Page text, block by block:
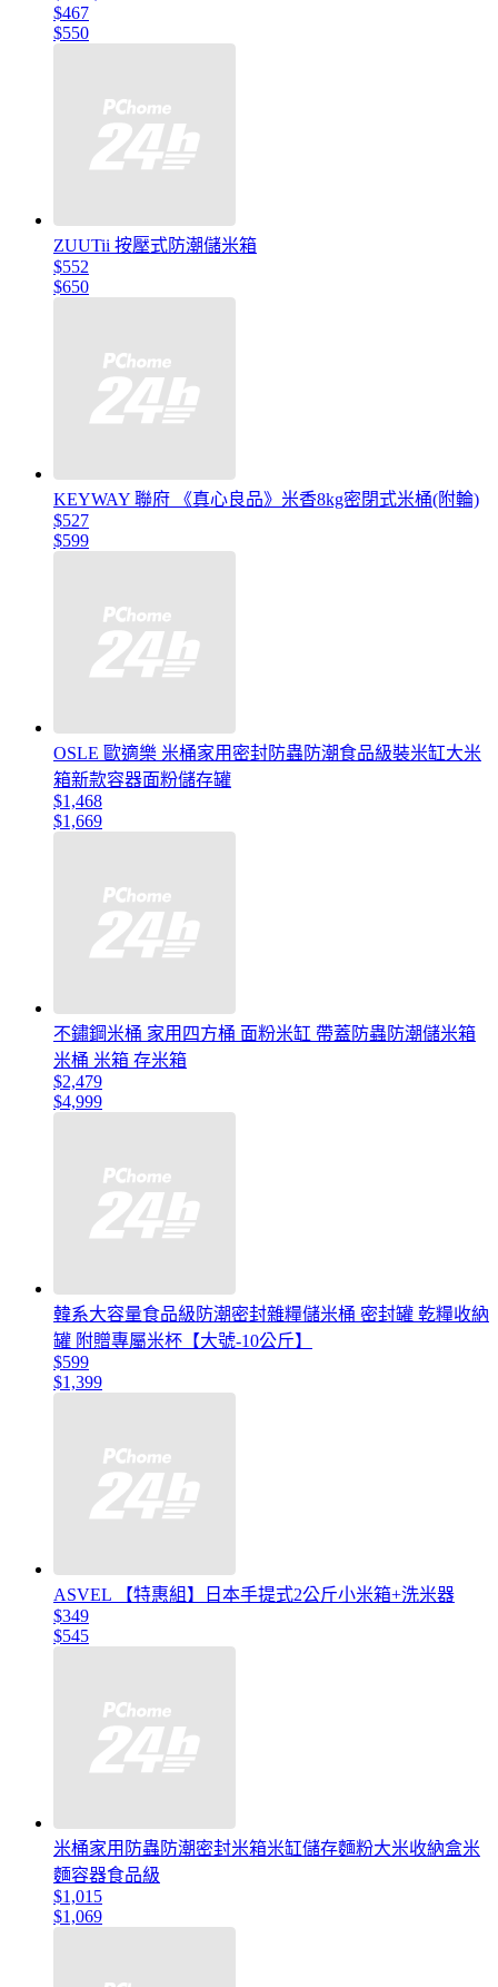
$467
$550
ZUUTii 按壓式防潮儲米箱
$552
$650
KEYWAY 聯府 《真心良品》米香8kg密閉式米桶(附輪)
$527
$599
OSLE 歐適樂 米桶家用密封防蟲防潮食品級裝米缸大米
箱新款容器面粉儲存罐
$1,468
$1,669
不鏽鋼米桶 家用四方桶 面粉米缸 帶蓋防蟲防潮儲米箱
米桶 米箱 存米箱
$2,479
$4,999
韓系大容量食品級防潮密封雜糧儲米桶 密封罐 乾糧收納
罐 附贈專屬米杯【大號-10公斤】
$599
$1,399
ASVEL 【特惠組】日本手提式2公斤小米箱+洗米器
$349
$545
米桶家用防蟲防潮密封米箱米缸儲存麵粉大米收納盒米
麵容器食品級
$1,015
$1,069